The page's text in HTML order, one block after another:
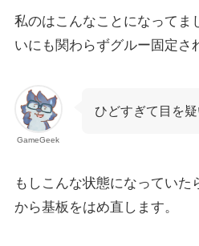
私のはこんなことになってま
いにも関わらずグルー固定さ
GameGeek
ひどすぎて目を
もしこんな状態になっていた
から基板をはめ直します。